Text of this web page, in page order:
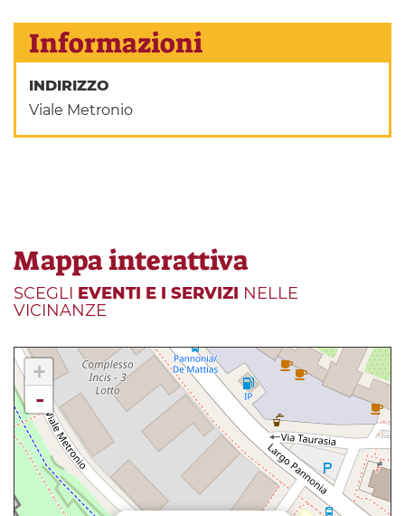
Informazioni
INDIRIZZO
Viale Metronio
Mappa interattiva
SCEGLI EVENTI E I SERVIZI NELLE
VICINANZE
+
-